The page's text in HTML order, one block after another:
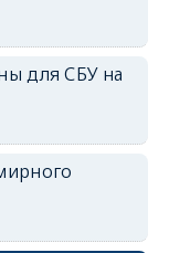
для СБУ на